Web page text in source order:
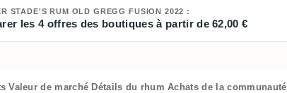
STADE'S RUM OLD GREGG FUSION 2022 :
les 4 offres des boutiques à partir de 62,00 €
Valeur de marché Détails du rhum Achats de la communauté